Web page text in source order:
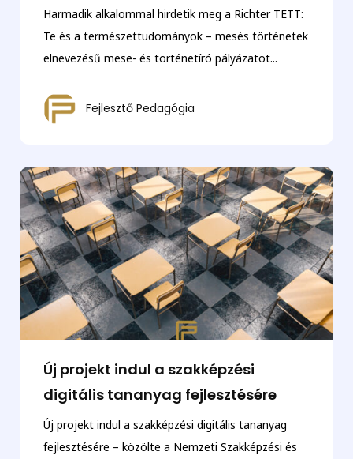
Harmadik alkalommal hirdetik meg a Richter TETT:
Te és a természettudományok – mesés történetek
elnevezésű mese- és történetíró pályázatot...
Fejlesztő Pedagógia
Új projekt indul a szakképzési
digitális tananyag fejlesztésére
Új projekt indul a szakképzési digitális tananyag
fejlesztésére – közölte a Nemzeti Szakképzési és